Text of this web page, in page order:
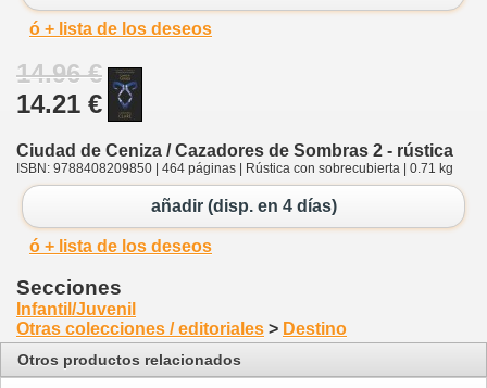
ó + lista de los deseos
14.96 €
14.21 €
Ciudad de Ceniza / Cazadores de Sombras 2 - rústica
ISBN: 9788408209850 | 464 páginas | Rústica con sobrecubierta | 0.71 kg
añadir (disp. en 4 días)
ó + lista de los deseos
Secciones
Infantil/Juvenil
Otras colecciones / editoriales > Destino
Otros productos relacionados